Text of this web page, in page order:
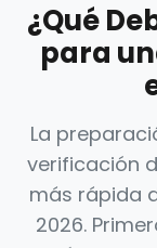
¿Qué
para
La
verificación
más rápida
2026.